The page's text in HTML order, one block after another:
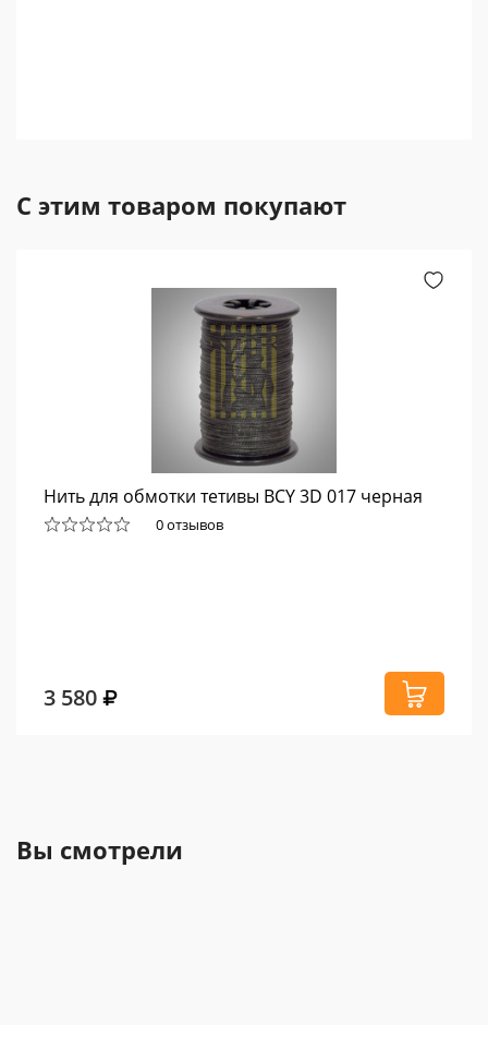
С этим товаром покупают
Нить для обмотки тетивы BCY 3D 017 черная
0 отзывов
3 580
Вы смотрели